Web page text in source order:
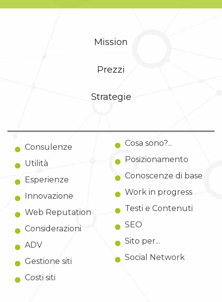
Mission
Prezzi
Strategie
Consulenze
Utilità
Esperienze
Innovazione
Web Reputation
Considerazioni
ADV
Gestione siti
Costi siti
Cosa sono?...
Posizionamento
Conoscenze di base
Work in progress
Testi e Contenuti
SEO
Sito per...
Social Network